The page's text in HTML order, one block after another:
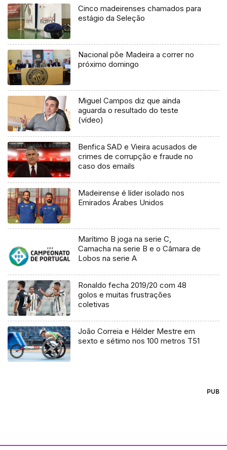
Cinco madeirenses chamados para
estágio da Seleção
Nacional põe Madeira a correr no
próximo domingo
Miguel Campos diz que ainda
aguarda o resultado do teste
(vídeo)
Benfica SAD e Vieira acusados de
crimes de corrupção e fraude no
caso dos emails
Madeirense é líder isolado nos
Emirados Árabes Unidos
Marítimo B joga na serie C,
Camacha na serie B e o Câmara de
Lobos na serie A
Ronaldo fecha 2019/20 com 48
golos e muitas frustrações
coletivas
João Correia e Hélder Mestre em
sexto e sétimo nos 100 metros T51
PUB